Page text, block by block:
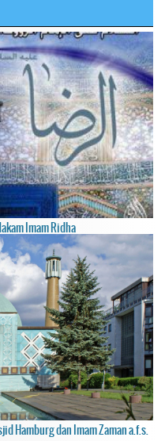
Imam Ridha
Hamburg dan Imam Zaman a.f.s.